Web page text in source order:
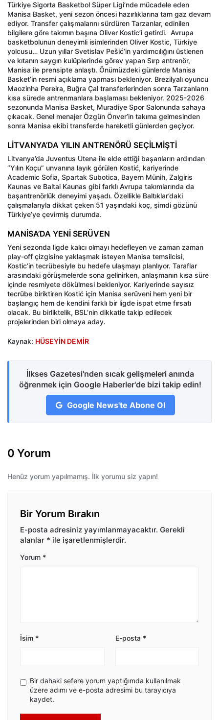
Türkiye Sigorta Basketbol Süper Ligi’nde mücadele eden
Manisa Basket, yeni sezon öncesi hazırlıklarına tam gaz devam
ediyor. Transfer çalışmalarını sürdüren Tarzanlar, edinilen
bilgilere göre takımın başına Oliver Kostic’i getirdi. Avrupa
basketbolunun deneyimli isimlerinden Oliver Kostic, Türkiye
yolcusu… Uzun yıllar Svetislav Pešić’in yardımcılığını üstlenen
ve kıtanın saygın kulüplerinde görev yapan Sırp antrenör,
Manisa ile prensipte anlaştı. Önümüzdeki günlerde Manisa
Basket’in resmi açıklama yapması bekleniyor. Brezilyalı oyuncu
Maozinha Pereira, Buğra Çal transferlerinden sonra Tarzanların
kısa sürede antrenmanlara başlaması bekleniyor. 2025-2026
sezonunda Manisa Basket, Muradiye Spor Salonunda sahaya
çıkacak. Genel menajer Özgün Önver’in takıma gelmesinden
sonra Manisa ekibi transferde hareketli günlerden geçiyor.
LİTVANYA’DA YILIN ANTRENÖRÜ SEÇİLMİŞTİ
Litvanya’da Juventus Utena ile elde ettiği başarıların ardından
“Yılın Koçu” unvanına layık görülen Kostić, kariyerinde
Academic Sofia, Spartak Subotica, Bayern Münih, Zalgiris
Kaunas ve Baltai Kaunas gibi farklı Avrupa takımlarında da
başantrenörlük deneyimi yaşadı. Özellikle Baltıklar’daki
çalışmalarıyla dikkat çeken 51 yaşındaki koç, şimdi gözünü
Türkiye’ye çevirmiş durumda.
MANİSA’DA YENİ SERÜVEN
Yeni sezonda ligde kalıcı olmayı hedefleyen ve zaman zaman
play-off çizgisine yaklaşmak isteyen Manisa temsilcisi,
Kostic’in tecrübesiyle bu hedefe ulaşmayı planlıyor. Taraflar
arasındaki görüşmelerde sona gelinirken, anlaşmanın kısa süre
içinde resmiyete dökülmesi bekleniyor. Kariyerinde sayısız
tecrübe biriktiren Kostić için Manisa serüveni hem yeni bir
başlangıç hem de kendini farklı bir ligde ispat etme fırsatı
olacak. Bu birliktelik, BSL’nin dikkatle takip edilecek
projelerinden biri olmaya aday.
Kaynak: HÜSEYİN DEMİR
İlkses Gazetesi'nden sıcak gelişmeleri anında
öğrenmek için Google Haberler'de bizi takip edin!
Google News'te Abone Ol
0 Yorum
Henüz yorum yapılmamış. İlk yorumu siz yapın!
Bir Yorum Bırakın
E-posta adresiniz yayımlanmayacaktır. Gerekli
alanlar * ile işaretlenmişlerdir.
Yorum *
İsim * E-posta *
Bir dahaki sefere yorum yaptığımda kullanılmak
üzere adımı ve e-posta adresimi bu tarayıcıya
kaydet.